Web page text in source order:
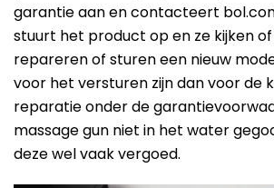
garantie aan en contacteert
stuurt het product op en ze kijken
repareren of sturen een nieuw
voor het versturen zijn dan voor de
reparatie onder de
massage gun niet in het water
deze wel vaak vergoed.